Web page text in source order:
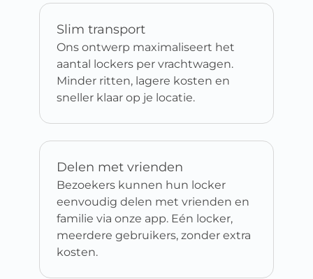
Slim transport
Ons ontwerp maximaliseert het
aantal lockers per vrachtwagen.
Minder ritten, lagere kosten en
sneller klaar op je locatie.
Delen met vrienden
Bezoekers kunnen hun locker
eenvoudig delen met vrienden en
familie via onze app. Eén locker,
meerdere gebruikers, zonder extra
kosten.